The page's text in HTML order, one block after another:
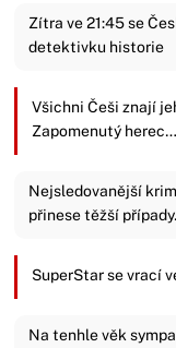
Zítra ve 21:45 se
detektivku historie
Všichni Češi znají
Zapomenutý herec…
Nejsledovanější
přinese těžší
SuperStar se vrací
Na tenhle věk